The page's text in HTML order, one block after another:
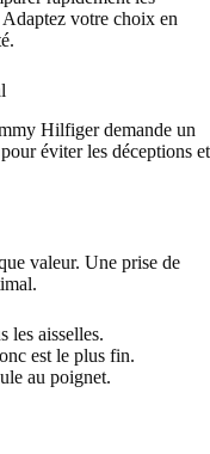
votre choix en
Hilfiger demande un
éviter les déceptions et
valeur. Une prise de
les aisselles.
est le plus fin.
au poignet.